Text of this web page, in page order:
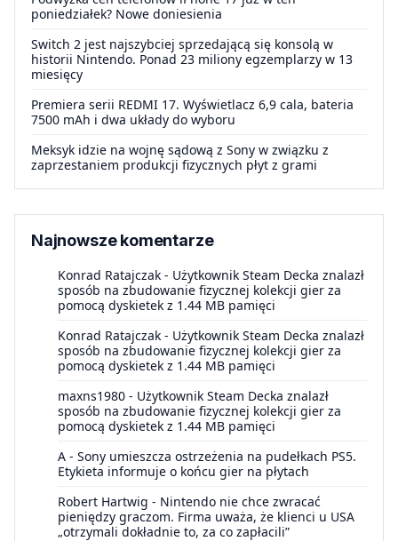
poniedziałek? Nowe doniesienia
Switch 2 jest najszybciej sprzedającą się konsolą w
historii Nintendo. Ponad 23 miliony egzemplarzy w 13
miesięcy
Premiera serii REDMI 17. Wyświetlacz 6,9 cala, bateria
7500 mAh i dwa układy do wyboru
Meksyk idzie na wojnę sądową z Sony w związku z
zaprzestaniem produkcji fizycznych płyt z grami
Najnowsze komentarze
Konrad Ratajczak - Użytkownik Steam Decka znalazł
sposób na zbudowanie fizycznej kolekcji gier za
pomocą dyskietek z 1.44 MB pamięci
Konrad Ratajczak - Użytkownik Steam Decka znalazł
sposób na zbudowanie fizycznej kolekcji gier za
pomocą dyskietek z 1.44 MB pamięci
maxns1980 - Użytkownik Steam Decka znalazł
sposób na zbudowanie fizycznej kolekcji gier za
pomocą dyskietek z 1.44 MB pamięci
A - Sony umieszcza ostrzeżenia na pudełkach PS5.
Etykieta informuje o końcu gier na płytach
Robert Hartwig - Nintendo nie chce zwracać
pieniędzy graczom. Firma uważa, że klienci u USA
„otrzymali dokładnie to, za co zapłacili”